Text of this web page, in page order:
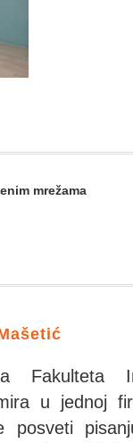
mrežama
Fakulteta
u jednoj
posveti